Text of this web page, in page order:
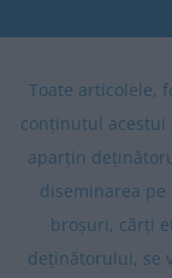
Toate articolele,
conținutul acestui
aparțin
diseminarea
broșuri, cărți
deținătorului, se